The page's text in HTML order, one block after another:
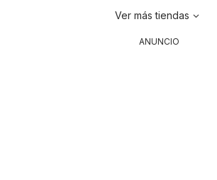
Ver más tiendas
ANUNCIO